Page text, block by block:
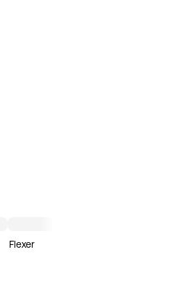
Flexer